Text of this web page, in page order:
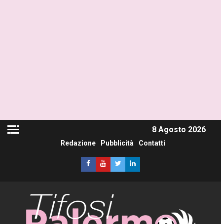
8 Agosto 2026
Redazione Pubblicità Contatti